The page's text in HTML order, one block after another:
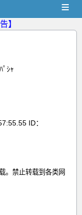
≡
】
ﾟｼｬ
ID：
。禁止转载到各类网